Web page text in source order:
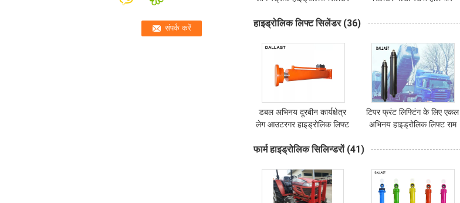
हाइड्रोलिक लिफ्ट सिलेंडर (36)
डबल अभिनय दूरबीन कार्यक्षेत्र
लेग आउटरगर हाइड्रोलिक लिफ्ट
टिपर फ्रंट लिफ्टिंग के लिए एकल
अभिनय हाइड्रोलिक लिफ्ट राम
फार्म हाइड्रोलिक सिलिन्डरों (41)